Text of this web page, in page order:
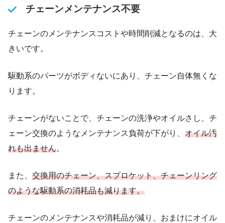
チェーンメンテナンス不要
チェーンのメンテナンスコストや時間削減となるのは、大
きいです。
駆動系のパーツがボディないにあり、チェーン自体無くな
ります。
チェーンがないことで、チェーンの洗浄やオイルさし、チ
ェーン交換のようなメンテナンス負荷が下がり、 オイル汚
れも出ません。
また、 交換用のチェーン、スプロケット、チェーンリング
のような駆動系の消耗品も減ります。
チェーンのメンテナンスや消耗品が減り、おまけにオイル